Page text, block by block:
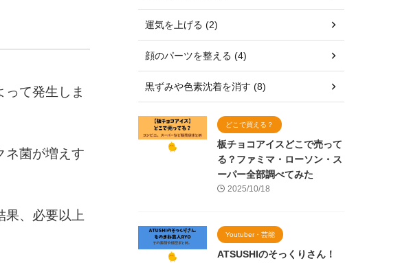
て発生しま
ネ菌が増えす
果、必要以上
運気を上げる (2)
顔のパーツを整える (4)
黒ずみや色素沈着を消す (8)
どこで買える？
板チョコアイスどこで売って
る？ファミマ・ローソン・ス
ーパー全部調べてみた
2025/10/18
Youtuber・芸能
ATSUSHIのそっくりさん！